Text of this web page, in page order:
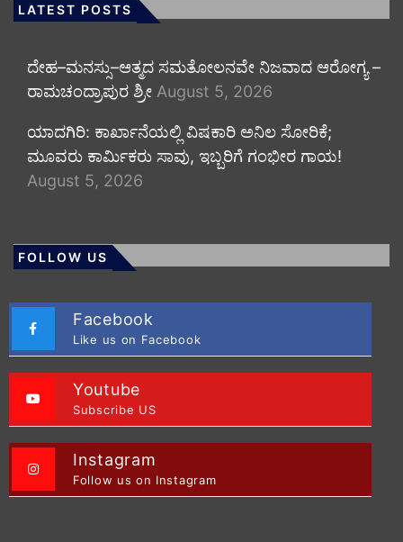
LATEST POSTS
ದೇಹ–ಮನಸ್ಸು–ಆತ್ಮದ ಸಮತೋಲನವೇ ನಿಜವಾದ ಆರೋಗ್ಯ –
ರಾಮಚಂದ್ರಾಪುರ ಶ್ರೀ August 5, 2026
ಯಾದಗಿರಿ: ಕಾರ್ಖಾನೆಯಲ್ಲಿ ವಿಷಕಾರಿ ಅನಿಲ ಸೋರಿಕೆ;
ಮೂವರು ಕಾರ್ಮಿಕರು ಸಾವು, ಇಬ್ಬರಿಗೆ ಗಂಭೀರ ಗಾಯ!
August 5, 2026
FOLLOW US
Facebook
Like us on Facebook
Youtube
Subscribe US
Instagram
Follow us on Instagram